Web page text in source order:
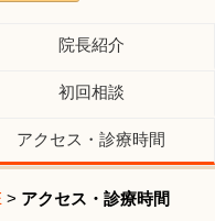
院長紹介
初回相談
アクセス・診療時間
> アクセス・診療時間